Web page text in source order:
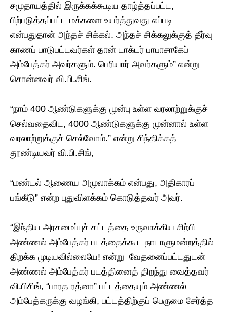
சமுதாயத்தில் இருக்கக்கூடிய தாழ்த்தப்பட்ட,
பிற்படுத்தப்பட்ட மக்களை உயர்த்துவது எப்படி
என்பதுதான் அந்தச் சிக்கல். அந்தச் சிக்கலுக்குத் தீர்வு
காணப் பாடுபட்டவர்கள் தான் டாக்டர் பாபாசாகேப்
அம்பேத்கர் அவர்களும். பெரியார் அவர்களும்” என்று
சொன்னவர் வி.பி.சிங்.
“நாம் 400 ஆண்டுகளுக்கு முன்பு உள்ள வரலாற்றுக்குச்
செல்வதைவிட, 4000 ஆண்டுகளுக்கு முன்னால் உள்ள
வரலாற்றுக்குச் செல்வோம்.” என்று சிந்திக்கத்
தூண்டியவர் வி.பி.சிங்,
“மண்டல் ஆணைய அமுலாக்கம் என்பது, அதிகாரப்
பங்கீடு” என்ற புதுவிளக்கம் கொடுத்தவர் அவர்.
“இந்திய அரசமைப்புச் சட்டத்தை உருவாக்கிய சிற்பி
அண்ணல் அம்பேத்கர் படத்தைக்கூட நாடாளுமன்றத்தில்
திறக்க முடியவில்லையே! என்று வேதனைப்பட்டதுடன்
அண்ணல் அம்பேத்கர் படத்தினைத் திறந்து வைத்தவர்
வி.பிசிங், “பாரத ரத்னா” பட்டத்தையும் அண்ணல்
அம்பேத்கருக்கு வழங்கி, பட்டத்திற்குப் பெருமை சேர்த்த